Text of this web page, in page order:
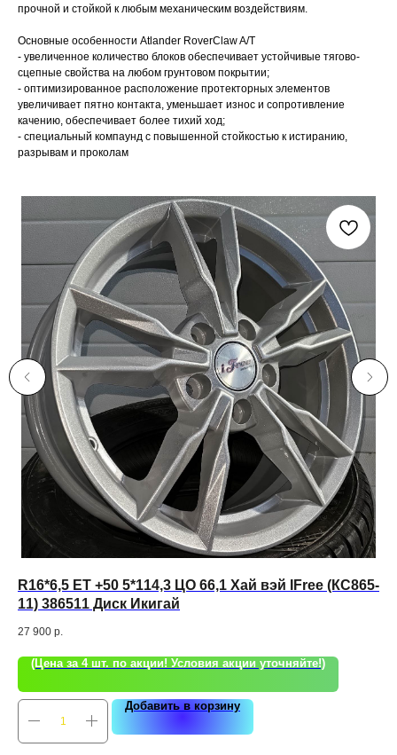
прочной и стойкой к любым механическим воздействиям.
Основные особенности Atlander RoverClaw A/T
- увеличенное количество блоков обеспечивает устойчивые тягово-
сцепные свойства на любом грунтовом покрытии;
- оптимизированное расположение протекторных элементов
увеличивает пятно контакта, уменьшает износ и сопротивление
качению, обеспечивает более тихий ход;
- специальный компаунд с повышенной стойкостью к истиранию,
разрывам и проколам
R16*6,5 ЕТ +50 5*114,3 ЦО 66,1 Хай вэй IFree (КС865-
11) 386511 Диск Икигай
27 900 р.
(Цена за 4 шт. по акции! Условия акции уточняйте!)
Добавить в корзину